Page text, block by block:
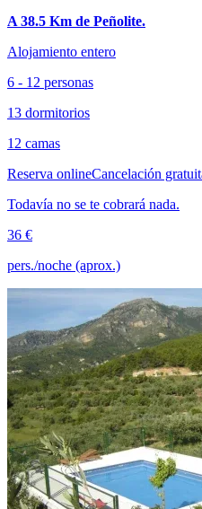
A 38.5 Km de Peñolite.
Alojamiento entero
6 - 12 personas
13 dormitorios
12 camas
Reserva onlineCancelación
Todavía no se te cobrará nada.
36 €
pers./noche (aprox.)